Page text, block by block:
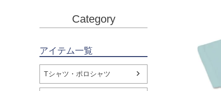
Category
アイテム一覧
Tシャツ・ポロシャツ